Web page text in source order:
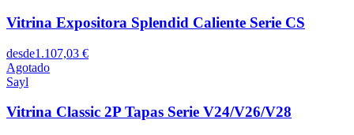
Vitrina Expositora Splendid Caliente Serie CS
desde1.107,03 €
Agotado
Sayl
Vitrina Classic 2P Tapas Serie V24/V26/V28